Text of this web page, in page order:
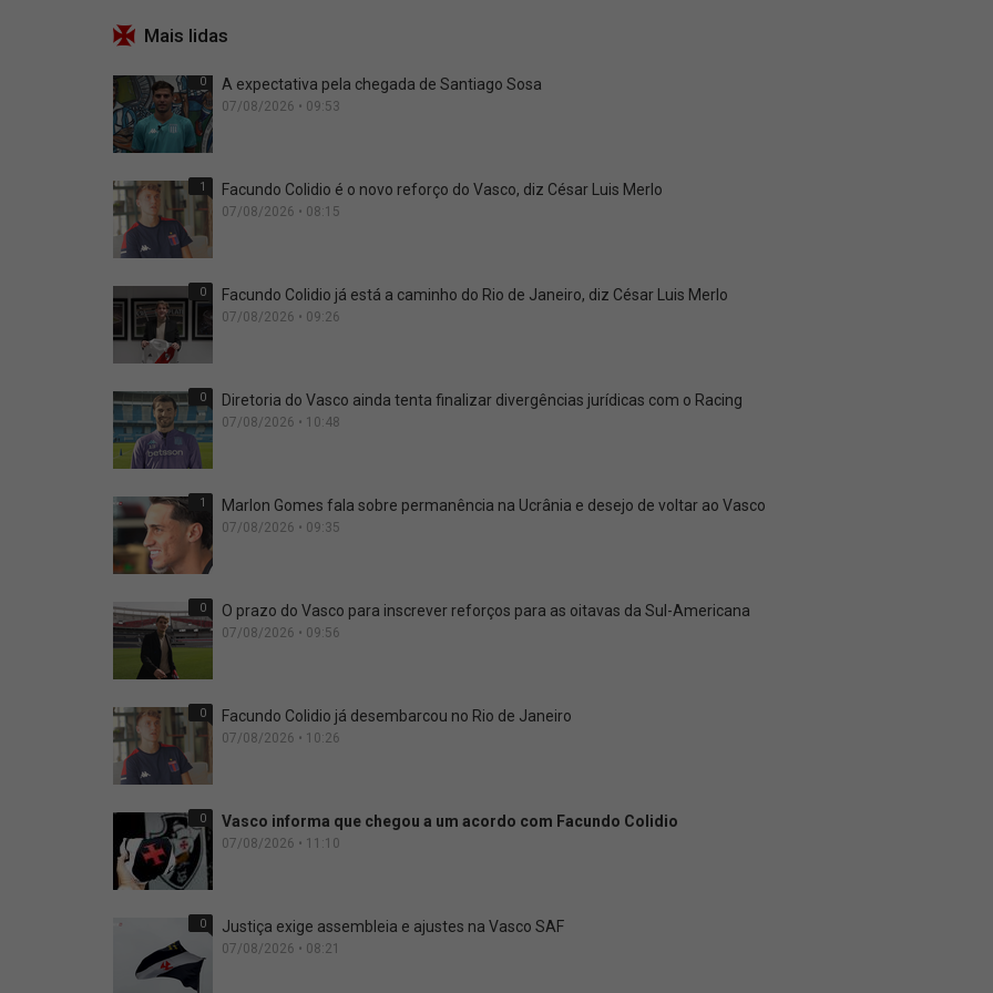
Mais lidas
0 A expectativa pela chegada de Santiago Sosa
07/08/2026 • 09:53
1 Facundo Colidio é o novo reforço do Vasco, diz César Luis Merlo
07/08/2026 • 08:15
0 Facundo Colidio já está a caminho do Rio de Janeiro, diz César Luis Merlo
07/08/2026 • 09:26
0 Diretoria do Vasco ainda tenta finalizar divergências jurídicas com o Racing
07/08/2026 • 10:48
1 Marlon Gomes fala sobre permanência na Ucrânia e desejo de voltar ao Vasco
07/08/2026 • 09:35
0 O prazo do Vasco para inscrever reforços para as oitavas da Sul-Americana
07/08/2026 • 09:56
0 Facundo Colidio já desembarcou no Rio de Janeiro
07/08/2026 • 10:26
0 Vasco informa que chegou a um acordo com Facundo Colidio
07/08/2026 • 11:10
0 Justiça exige assembleia e ajustes na Vasco SAF
07/08/2026 • 08:21